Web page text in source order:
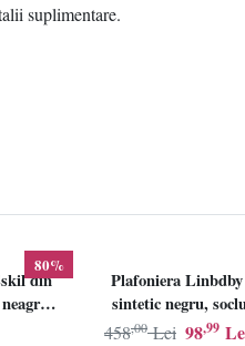
suplimentare.
80%
din
Plafoniera
sintetic negru,
46.5cm,
98,99
458,00 Lei